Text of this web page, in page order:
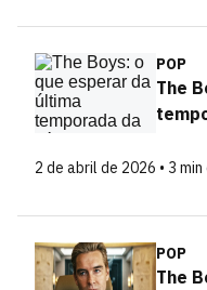
POP
The
2 de abril de 2026 • 3
POP
The